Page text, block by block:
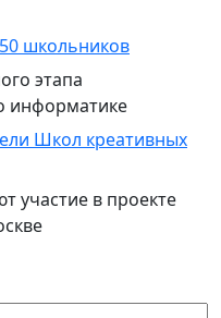
школьников
этапа
информатике
Школ креативных
участие в проекте